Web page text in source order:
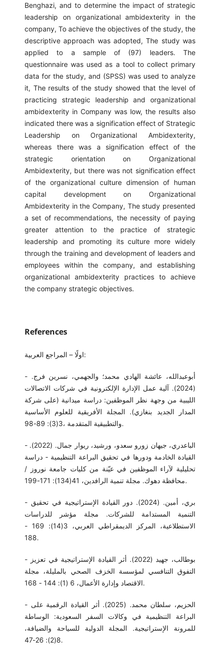
Benghazi, and to determine the impact of strategic
leadership on organizational ambidexterity in the
company, To achieve the objectives of the study, the
descriptive approach was adopted, The study was
applied to a sample of (97) leaders. The
questionnaire was used as a tool to collect primary
data for the study, and (SPSS) was used to analyze
it, The results of the study showed that the level of
practicing strategic leadership and organizational
ambidexterity in Company was low, the results also
indicated there was a signification effect of Strategic
Leadership on Organizational Ambidexterity,
whereas there was a signification effect of the
strategic orientation on Organizational
Ambidexterity, but there was not signification effect
of the organizational culture dimension of human
capital development on Organizational
Ambidexterity in the Company, The study presented
a set of recommendations, the necessity of paying
greater attention to the practice of strategic
leadership and promoting its culture more widely
through the training and development of leaders and
employees within the company, and establishing
organizational ambidexterity practices to achieve
the company strategic objectives.
References
اولًا – المراجع العربية:
- أبوعبدالله، عائشة الهادي محمد؛ والجهمي، نسرين فرج.
(2024). آلية عمل الإدارة الإلكترونية في شركات الاتصالات
الليبية من وجهة نظر الموظفين: دراسة ميدانية (على شركة
المدار الجديد بنغازي). المجلة الأفريقية للعلوم الأساسية
والتطبيقية المتقدمة ،3(3): 89-98.
- الباعدري، جيهان زورو سعدو، ورشيد، ريوار جمال. (2022).
القيادة الخادمة ودورها في تحقيق البراعة التنظيمية - دراسة
تحليلية لآراء الموظفين في عيّنة من كليات جامعة نوروز /
محافظة دهوك. مجلة تنمية الرافدين، 41(134): 171-199.
- بري، أمين. (2024). دور القيادة الإستراتيجية في تحقيق
التنمية المستدامة للشركات. مجلة مؤشر للدراسات
الاستطلاعية، المركز الديمقراطي العربي، 3(14): 169 -
188.
- بوطالب، جهيد (2022). أثر القيادة الإستراتيجية في تعزيز
التفوق التنافسي لمؤسسة الخزف الصحي بالمليلة، مجلة
الاقتصاد وإدارة الأعمال، 6 (1): 144 - 168.
- الحزيم، سلطان محمد. (2025). أثر القيادة الرقمية على
البراعة التنظيمية في وكالات السفر السعودية: الوساطة
للمرونة الإستراتيجية. المجلة الدولية للسياحة والضيافة،
8(2): 26-47.